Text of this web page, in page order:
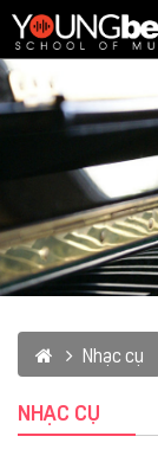
Nhạc cụ
NHẠC CỤ